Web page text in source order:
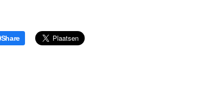
Share